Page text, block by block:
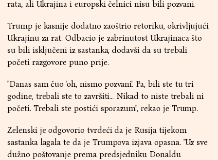
rata, ali Ukrajina i europski čelnici nisu bili pozvani.
Trump je kasnije dodatno zaoštrio retoriku, okrivljujući
Ukrajinu za rat. Odbacio je zabrinutost Ukrajinaca što
su bili isključeni iz sastanka, dodavši da su trebali
početi razgovore puno prije.
"Danas sam čuo 'oh, nismo pozvani'. Pa, bili ste tu tri
godine, trebali ste to završiti... Nikad to niste trebali ni
početi. Trebali ste postići sporazum", rekao je Trump.
Zelenski je odgovorio tvrdeći da je Rusija tijekom
sastanka lagala te da je Trumpova izjava opasna. "Uz sve
dužno poštovanje prema predsjedniku Donaldu